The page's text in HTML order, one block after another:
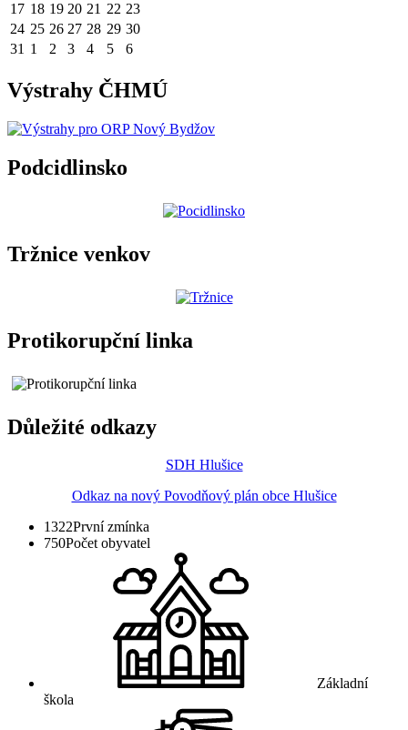
17 18 19 20 21 22 23
24 25 26 27 28 29 30
31 1 2 3 4 5 6
Výstrahy ČHMÚ
Podcidlinsko
Tržnice venkov
Protikorupční linka
Důležité odkazy
SDH Hlušice
Odkaz na nový Povodňový plán obce Hlušice
1322První zmínka
750Počet obyvatel
Základní
škola